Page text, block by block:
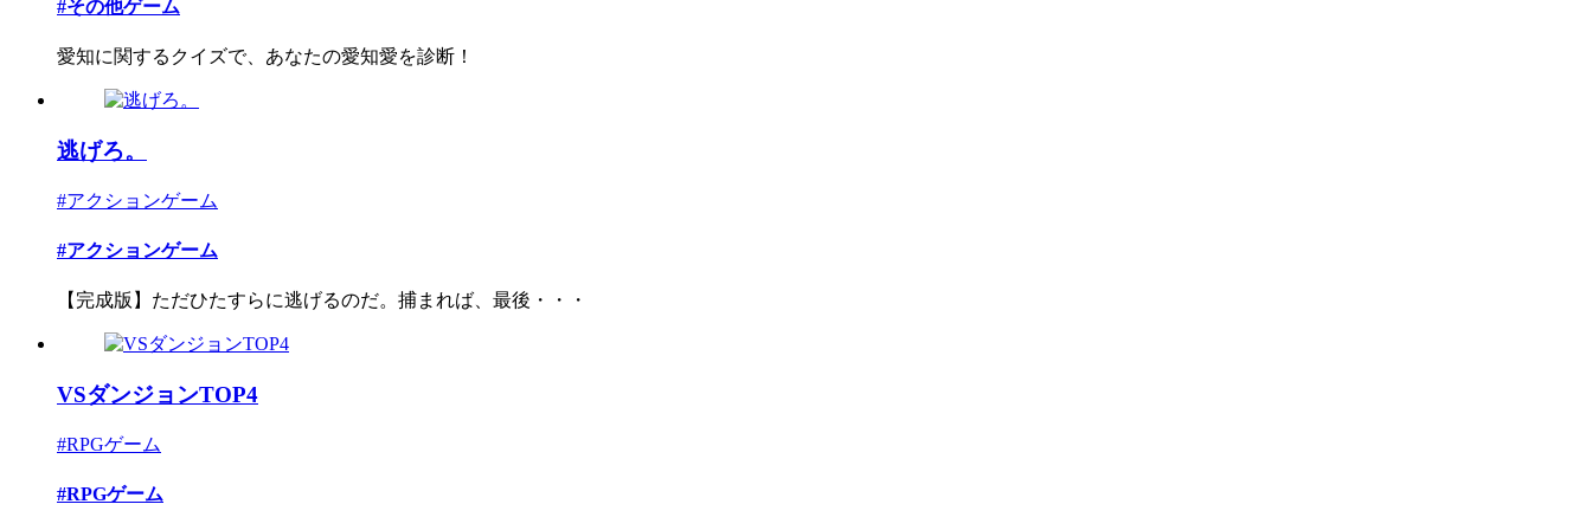
#その他ゲーム
愛知に関するクイズで、あなたの愛知愛を診断！
逃げろ。
#アクションゲーム
#アクションゲーム
【完成版】ただひたすらに逃げるのだ。捕まれば、最後・・・
VSダンジョンTOP4
#RPGゲーム
#RPGゲーム